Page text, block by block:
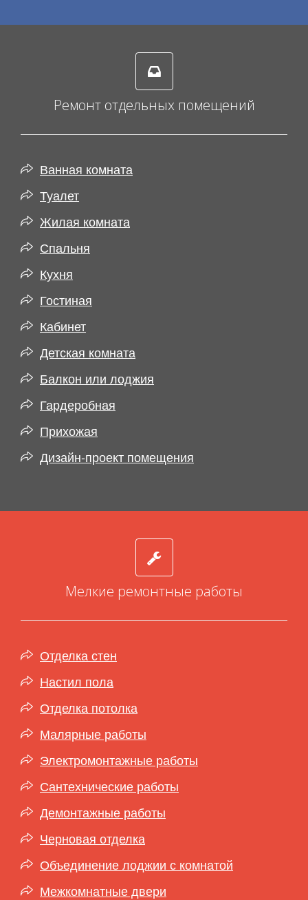
Ремонт отдельных помещений
Ванная комната
Туалет
Жилая комната
Спальня
Кухня
Гостиная
Кабинет
Детская комната
Балкон или лоджия
Гардеробная
Прихожая
Дизайн-проект помещения
Мелкие ремонтные работы
Отделка стен
Настил пола
Отделка потолка
Малярные работы
Электромонтажные работы
Сантехнические работы
Демонтажные работы
Черновая отделка
Объединение лоджии с комнатой
Межкомнатные двери